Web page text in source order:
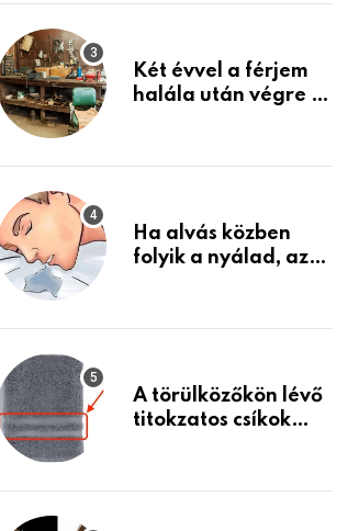
Készülj fel arra, ami
Két évvel a férjem
halála után végre át
holmiját – amit
életemet
Ha alvás közben
folyik a nyálad, az
A törülközőkön lévő
titokzatos csíkok